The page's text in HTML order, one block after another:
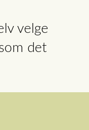
velge
det